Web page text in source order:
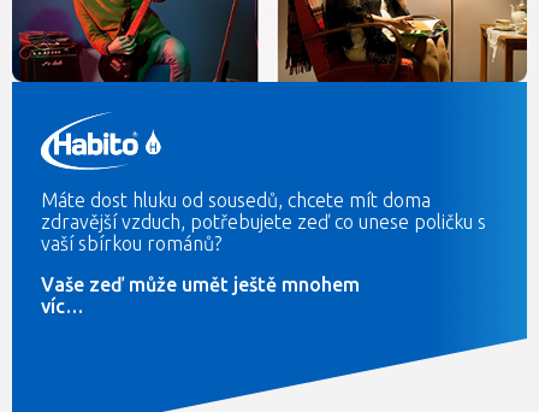
Máte dost hluku od sousedů, chcete mít doma
zdravější vzduch, potřebujete zeď co unese poličku s
vaší sbírkou románů?
Vaše zeď může umět ještě mnohem
víc…